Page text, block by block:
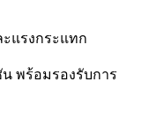
แรงกระแทก
พร้อมรองรับการ